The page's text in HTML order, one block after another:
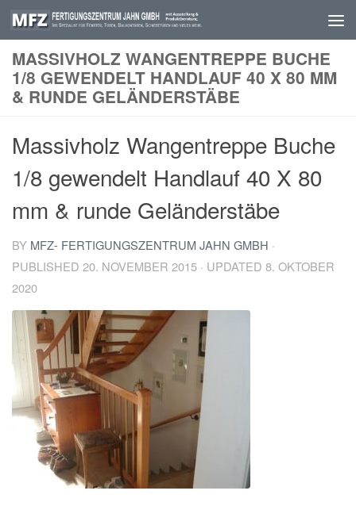
Skip to content
MASSIVHOLZ WANGENTREPPE BUCHE
1/8 GEWENDELT HANDLAUF 40 X 80 MM
& RUNDE GELÄNDERSTÄBE
Massivholz Wangentreppe Buche
1/8 gewendelt Handlauf 40 X 80
mm & runde Geländerstäbe
BY MFZ- FERTIGUNGSZENTRUM JAHN GMBH ·
PUBLISHED 20. NOVEMBER 2015 · UPDATED 8. OKTOBER
2020